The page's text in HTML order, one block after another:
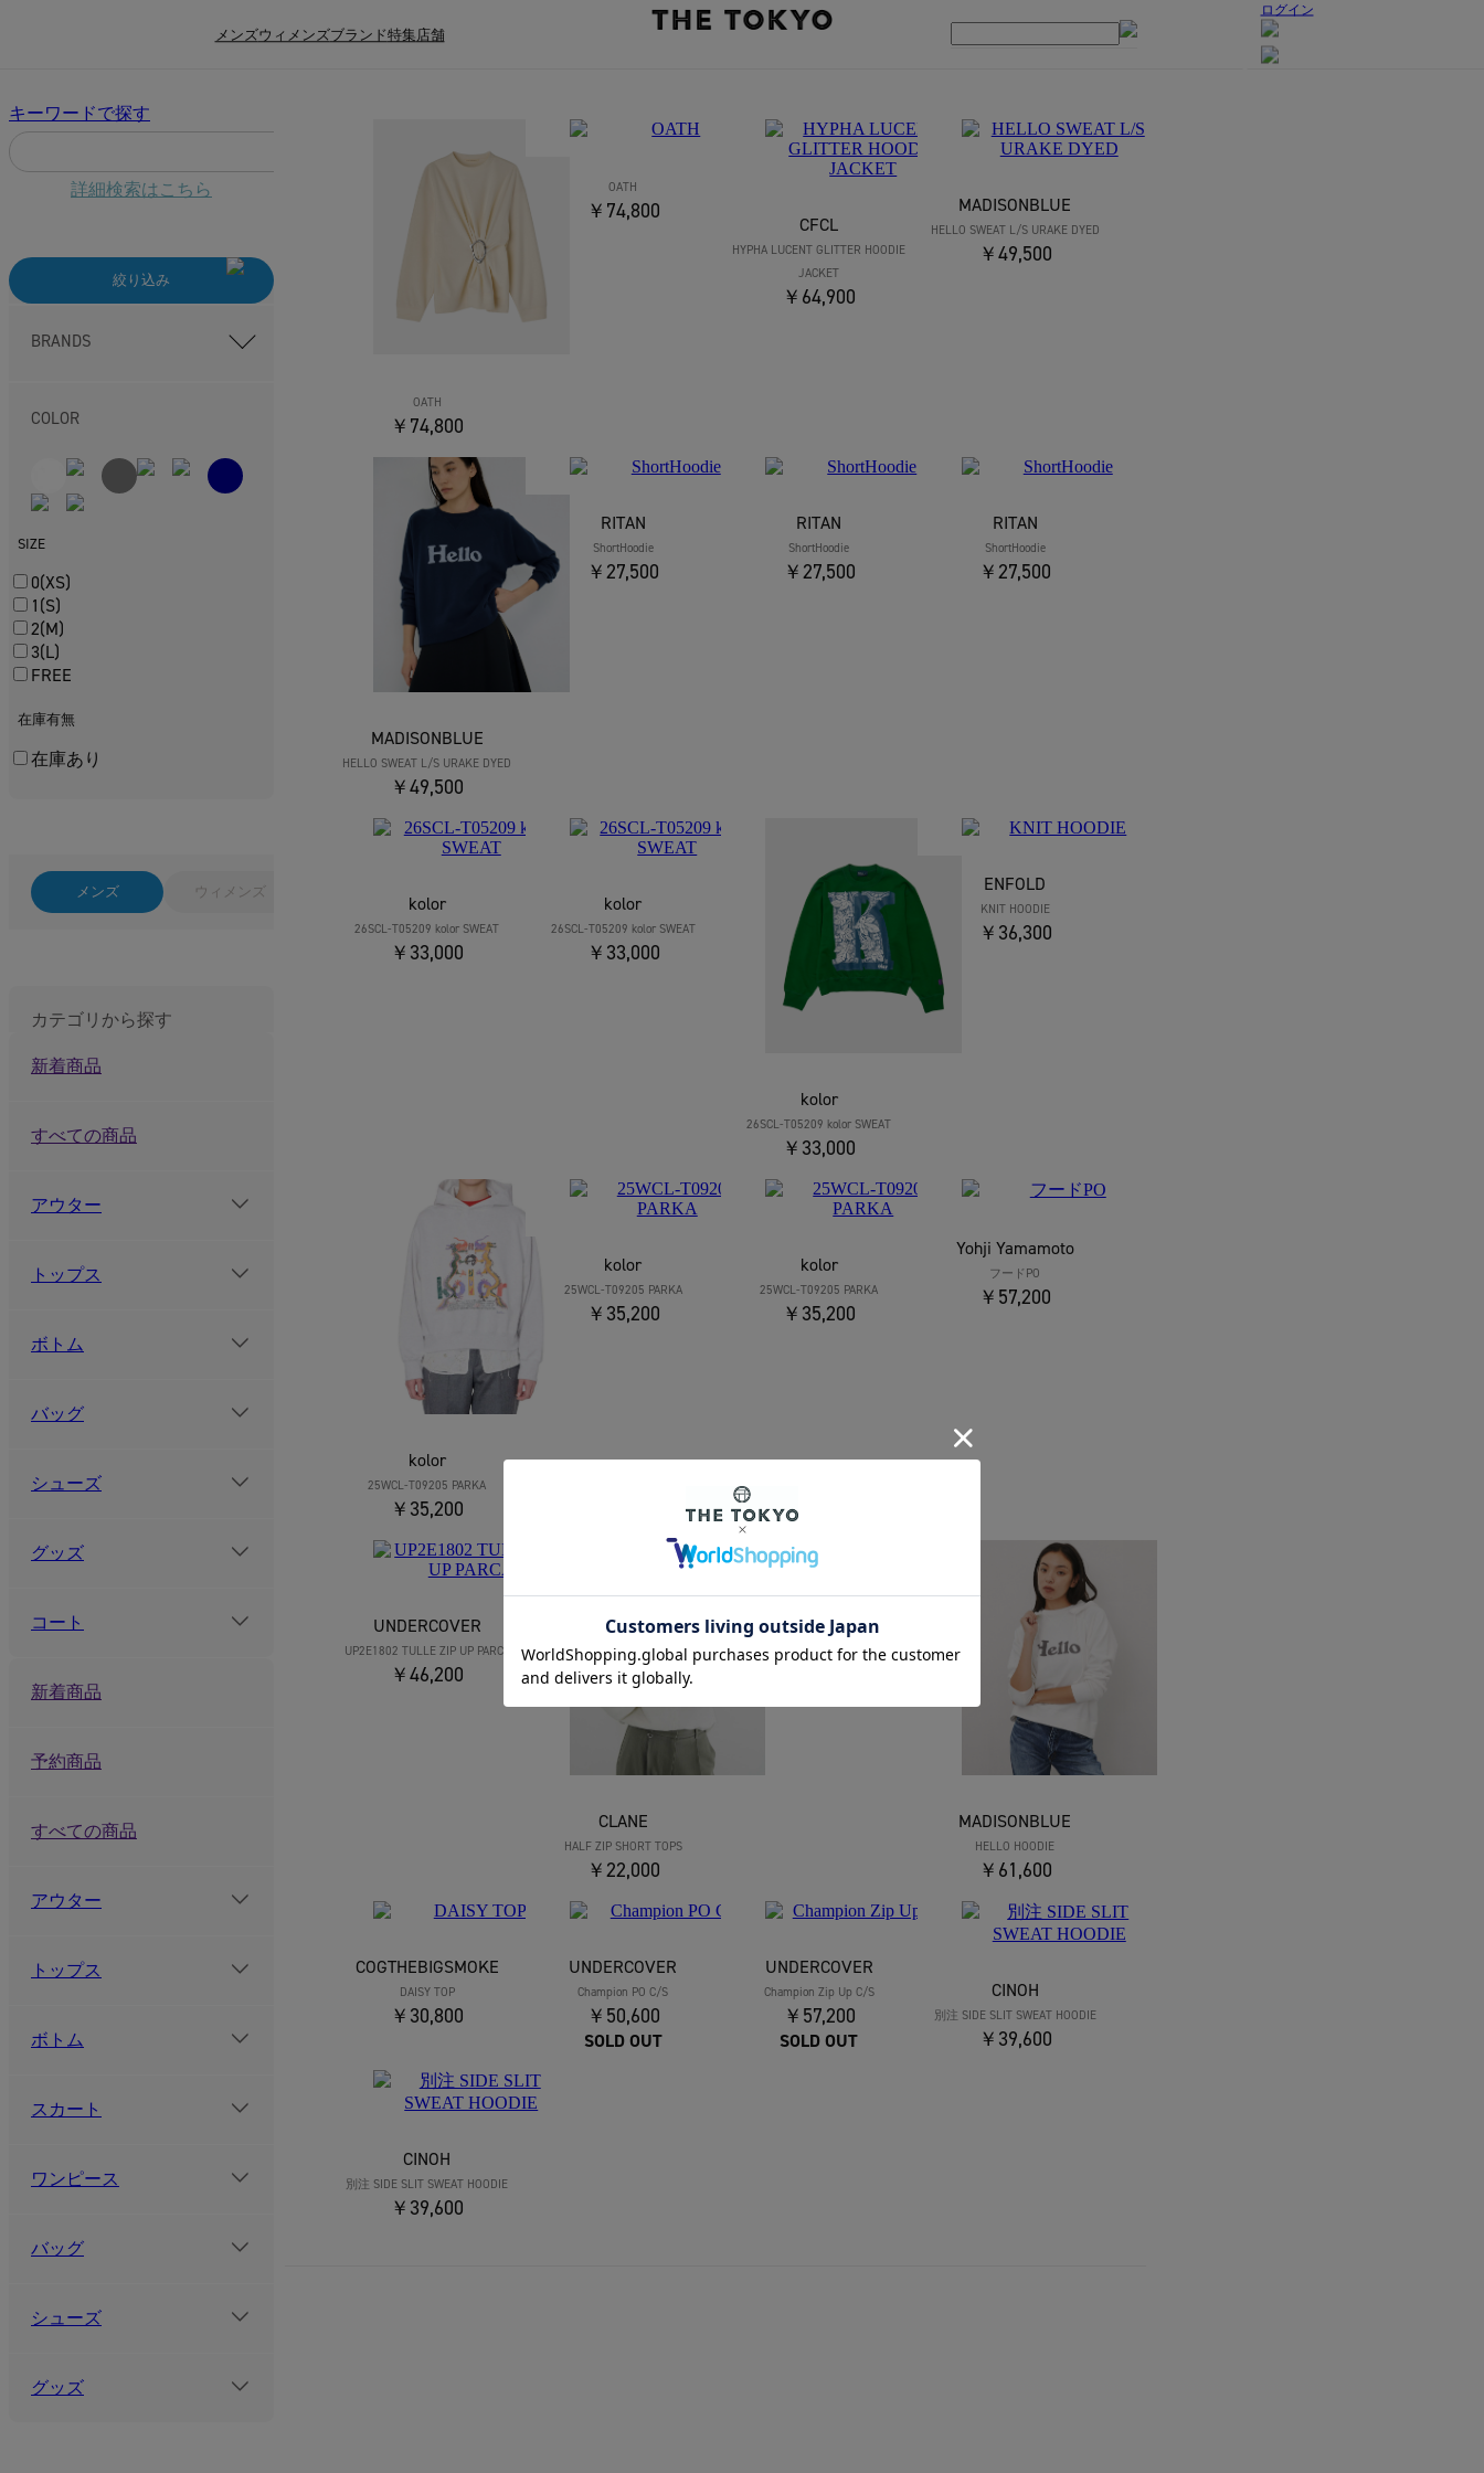
メンズウィメンズブランド特集店舗
ログイン
キーワードで探す
詳細検索はこちら
絞り込み
BRANDS
COLOR
SIZE
0(XS)
1(S)
2(M)
3(L)
FREE
在庫有無
在庫あり
メンズ ウィメンズ
カテゴリから探す
新着商品
すべての商品
アウター
トップス
ボトム
バッグ
シューズ
グッズ
コート
新着商品
予約商品
すべての商品
アウター
トップス
ボトム
スカート
ワンピース
バッグ
シューズ
グッズ
OATH
￥74,800
OATH
￥74,800
CFCL
HYPHA LUCENT GLITTER HOODIE
JACKET
￥64,900
MADISONBLUE
HELLO SWEAT L/S URAKE DYED
￥49,500
MADISONBLUE
HELLO SWEAT L/S URAKE DYED
￥49,500
RITAN
ShortHoodie
￥27,500
RITAN
ShortHoodie
￥27,500
RITAN
ShortHoodie
￥27,500
kolor
26SCL-T05209 kolor SWEAT
￥33,000
kolor
26SCL-T05209 kolor SWEAT
￥33,000
kolor
26SCL-T05209 kolor SWEAT
￥33,000
ENFOLD
KNIT HOODIE
￥36,300
kolor
25WCL-T09205 PARKA
￥35,200
kolor
25WCL-T09205 PARKA
￥35,200
kolor
25WCL-T09205 PARKA
￥35,200
Yohji Yamamoto
フードPO
￥57,200
UNDERCOVER
UP2E1802 TULLE ZIP UP PARCA
￥46,200
CLANE
HALF ZIP SHORT TOPS
￥22,000
CLANE
HALF ZIP SHORT TOPS
MADISONBLUE
HELLO HOODIE
￥61,600
COGTHEBIGSMOKE
DAISY TOP
￥30,800
UNDERCOVER
Champion PO C/S
￥50,600
SOLD OUT
UNDERCOVER
Champion Zip Up C/S
￥57,200
SOLD OUT
CINOH
別注 SIDE SLIT SWEAT HOODIE
￥39,600
CINOH
別注 SIDE SLIT SWEAT HOODIE
￥39,600